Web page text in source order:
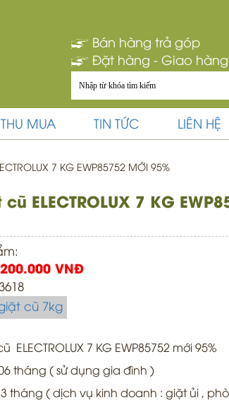
Bán hàng trả góp
Đặt hàng - Giao
THU MUA TIN TỨC LIÊN HỆ
7 KG EWP85752 MỚI 95%
ELECTROLUX 7 KG
VNĐ
cũ 7kg
ELECTROLUX 7 KG EWP85752 mới 95%
tháng ( sử dụng gia đình )
3 tháng ( dịch vụ kinh doanh : giặt ủi ,